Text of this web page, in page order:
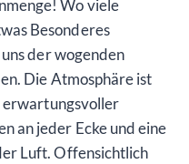
Wo viele
Besonderes
der wogenden
Die Atmosphäre ist
an jeder Ecke und eine
Luft. Offensichtlich